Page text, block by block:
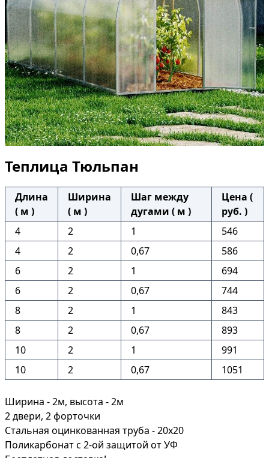
Теплица Тюльпан
Длина
( м )
Ширина
( м )
Шаг между
дугами ( м )
Цена (
руб. )
4
2 1
546
4
2 0,67
586
6
2 1
694
6
2 0,67
744
8
2 1
843
8
2 0,67
893
10
2 1
991
10
2 0,67 1051
Ширина - 2м, высота - 2м
2 двери, 2 форточки
Стальная оцинкованная труба - 20х20
Поликарбонат с 2-ой защитой от УФ